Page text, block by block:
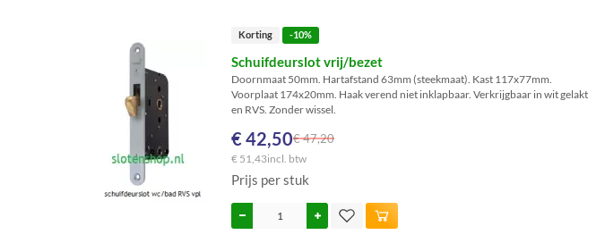
Korting -10%
Schuifdeurslot vrij/bezet
Doornmaat 50mm. Hartafstand 63mm (steekmaat). Kast 117x77mm.
Voorplaat 174x20mm. Haak verend niet inklapbaar. Verkrijgbaar in wit gelakt
en RVS. Zonder wissel.
€ 47,20
€ 42,50
€ 51,43incl. btw
Prijs per stuk